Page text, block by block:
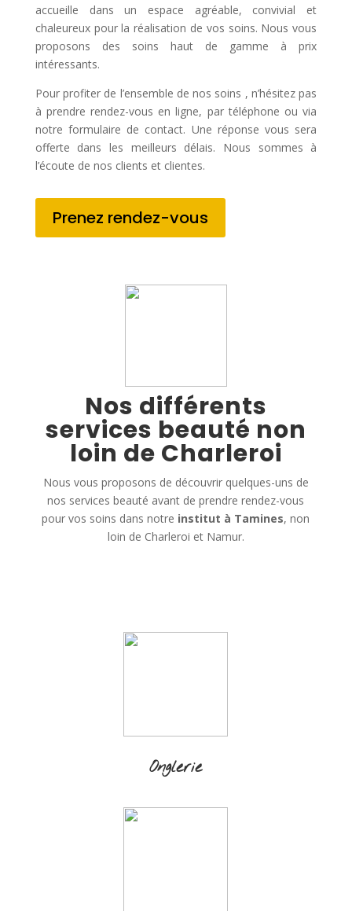
accueille dans un espace agréable, convivial et
chaleureux pour la réalisation de vos soins. Nous vous
proposons des soins haut de gamme à prix
intéressants.
Pour profiter de l’ensemble de nos soins , n’hésitez pas
à prendre rendez-vous en ligne, par téléphone ou via
notre formulaire de contact. Une réponse vous sera
offerte dans les meilleurs délais. Nous sommes à
l’écoute de nos clients et clientes.
Prenez rendez-vous
Nos différents
services beauté non
loin de Charleroi
Nous vous proposons de découvrir quelques-uns de
nos services beauté avant de prendre rendez-vous
pour vos soins dans notre institut à Tamines, non
loin de Charleroi et Namur.
Onglerie